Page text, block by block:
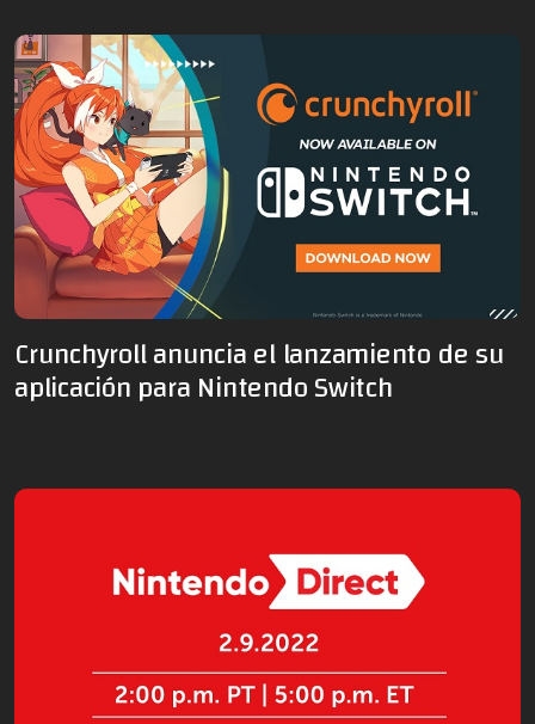
Crunchyroll anuncia el lanzamiento de su
aplicación para Nintendo Switch